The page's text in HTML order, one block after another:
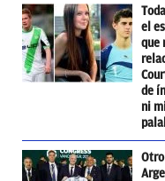
el
que
de
ni